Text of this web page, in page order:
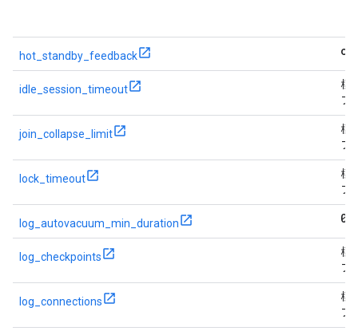
hot_standby_feedback on
idle_session_timeout
標
フ
join_collapse_limit
標
フ
lock_timeout
標
フ
log_autovacuum_min_duration 0
log_checkpoints
標
フ
log_connections
標
フ